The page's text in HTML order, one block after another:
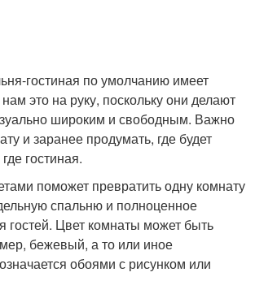
гостиная по умолчанию имеет
это на руку, поскольку они делают
широким и свободным. Важно
и заранее продумать, где будет
гостиная.
поможет превратить одну комнату
спальню и полноценное
гостей. Цвет комнаты может быть
бежевый, а то или иное
обоями с рисунком или